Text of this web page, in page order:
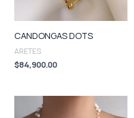
CANDONGAS DOTS
ARETES
$84,900.00